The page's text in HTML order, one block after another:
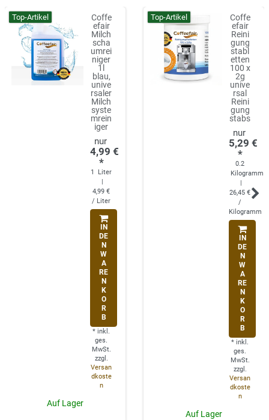
Top-Artikel
Coffe
efair
Milch
scha
umrei
niger
1l
blau,
unive
rsaler
Milch
syste
mrein
iger
4,99 €
*
1
Liter
|
4,99 €
/ Liter
IN
DE
N
W
A
RE
N
K
O
R
B
* inkl.
ges.
MwSt.
zzgl.
Versan
dkoste
n
Auf Lager
Top-Artikel
Coffe
efair
Reini
gung
stabl
etten
100 x
2g
unive
rsal
Reini
gung
stabs
5,29 €
*
0.2
Kilogramm
|
26,45 €
/
Kilogramm
IN
DE
N
W
A
RE
N
K
O
R
B
* inkl.
ges.
MwSt.
zzgl.
Versan
dkoste
n
Auf Lager